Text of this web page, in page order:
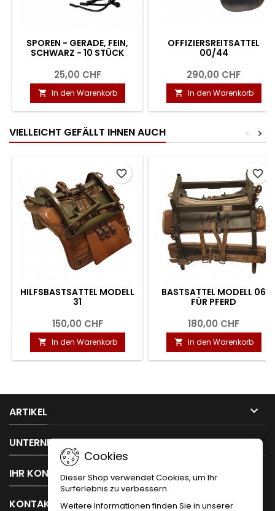
SPOREN - GERADE, FEIN,
SCHWARZ - 10 STÜCK
25,00 CHF
 In den Warenkorb
OFFIZIERSREITSATTEL
00/44
290,00 CHF
 In den Warenkorb
VIELLEICHT GEFÄLLT IHNEN AUCH >
<
HILFSBASTSATTEL MODELL
31
150,00 CHF
 In den Warenkorb
favorite_border
BASTSATTEL MODELL 06
FÜR PFERD
180,00 CHF
 In den Warenkorb
favorite_border
ARTIKEL 
UNTERNEHMEN 
IHR KONTO
KONTAKT
Cookies
Dieser Shop verwendet Cookies, um Ihr
Surferlebnis zu verbessern.
Weitere Informationen finden Sie in unserer